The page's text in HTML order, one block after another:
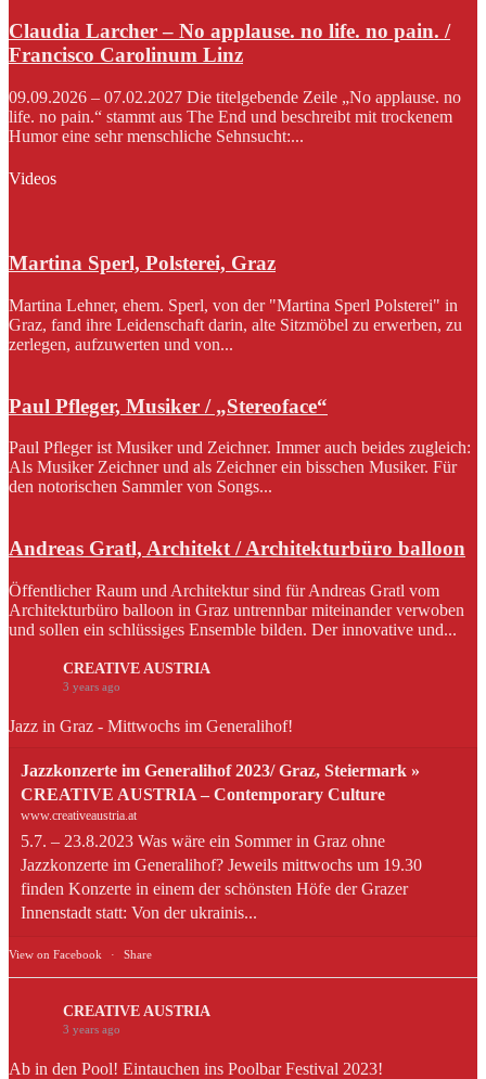
Claudia Larcher – No applause. no life. no pain. /
Francisco Carolinum Linz
09.09.2026 – 07.02.2027 Die titelgebende Zeile „No applause. no
life. no pain.“ stammt aus The End und beschreibt mit trockenem
Humor eine sehr menschliche Sehnsucht:...
Videos
Martina Sperl, Polsterei, Graz
Martina Lehner, ehem. Sperl, von der "Martina Sperl Polsterei" in
Graz, fand ihre Leidenschaft darin, alte Sitzmöbel zu erwerben, zu
zerlegen, aufzuwerten und von...
Paul Pfleger, Musiker / „Stereoface“
Paul Pfleger ist Musiker und Zeichner. Immer auch beides zugleich:
Als Musiker Zeichner und als Zeichner ein bisschen Musiker. Für
den notorischen Sammler von Songs...
Andreas Gratl, Architekt / Architekturbüro balloon
Öffentlicher Raum und Architektur sind für Andreas Gratl vom
Architekturbüro balloon in Graz untrennbar miteinander verwoben
und sollen ein schlüssiges Ensemble bilden. Der innovative und...
CREATIVE AUSTRIA
3 years ago
Jazz in Graz - Mittwochs im Generalihof!
Jazzkonzerte im Generalihof 2023/ Graz, Steiermark »
CREATIVE AUSTRIA – Contemporary Culture
www.creativeaustria.at
5.7. – 23.8.2023 Was wäre ein Sommer in Graz ohne
Jazzkonzerte im Generalihof? Jeweils mittwochs um 19.30
finden Konzerte in einem der schönsten Höfe der Grazer
Innenstadt statt: Von der ukrainis...
View on Facebook · Share
CREATIVE AUSTRIA
3 years ago
Ab in den Pool! Eintauchen ins Poolbar Festival 2023!